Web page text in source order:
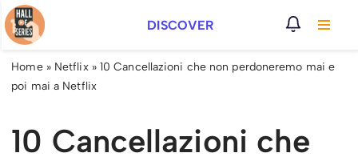
Vai
al
contenuto
DISCOVER
Home» Netflix» 10 Cancellazioni che non perdoneremo mai e
poi mai a Netflix
10 Cancellazioni che